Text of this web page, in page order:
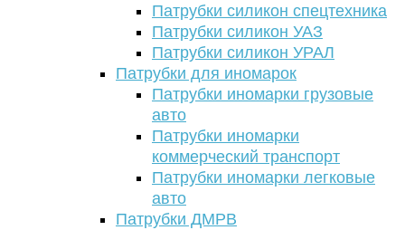
Патрубки силикон спецтехника
Патрубки силикон УАЗ
Патрубки силикон УРАЛ
Патрубки для иномарок
Патрубки иномарки грузовые
авто
Патрубки иномарки
коммерческий транспорт
Патрубки иномарки легковые
авто
Патрубки ДМРВ